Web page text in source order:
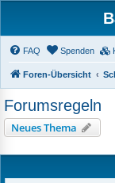
FAQ Spenden
Foren-Übersicht
Forumsregeln
Neues Thema